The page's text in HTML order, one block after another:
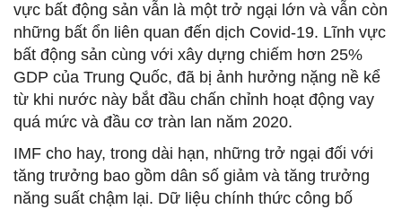
vực bất động sản vẫn là một trở ngại lớn và vẫn còn
những bất ổn liên quan đến dịch Covid-19. Lĩnh vực
bất động sản cùng với xây dựng chiếm hơn 25%
GDP của Trung Quốc, đã bị ảnh hưởng nặng nề kể
từ khi nước này bắt đầu chấn chỉnh hoạt động vay
quá mức và đầu cơ tràn lan năm 2020.
IMF cho hay, trong dài hạn, những trở ngại đối với
tăng trưởng bao gồm dân số giảm và tăng trưởng
năng suất chậm lại. Dữ liệu chính thức công bố